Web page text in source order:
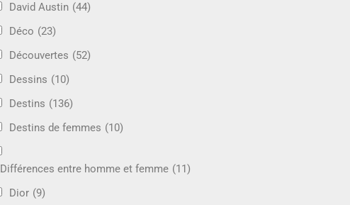
David Austin (44)
Déco (23)
Découvertes (52)
Dessins (10)
Destins (136)
Destins de femmes (10)
Différences entre homme et femme (11)
Dior (9)